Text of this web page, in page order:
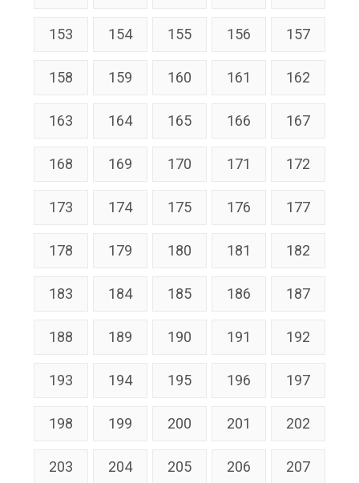
153 154 155 156 157
158 159 160 161 162
163 164 165 166 167
168 169 170 171 172
173 174 175 176 177
178 179 180 181 182
183 184 185 186 187
188 189 190 191 192
193 194 195 196 197
198 199 200 201 202
203 204 205 206 207